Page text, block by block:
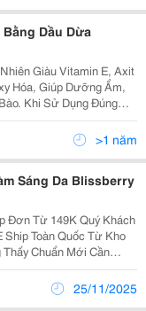
Dầu Dừa
Giàu Vitamin E, Axit
Hóa, Giúp Dưỡng Ẩm,
Khi Sử Dụng Đúng
Làm Nhũ Hoa Trở Nên
Nhũ Hoa Bằng Dầu Dừa
>1 năm
Sáng Da Blissberry
149K Quý Khách
Toàn Quốc Từ Kho
Chuẩn Mới Cần
Không Mất Phí . Quý
Chỉ Qua Chat Để...
25/11/2025